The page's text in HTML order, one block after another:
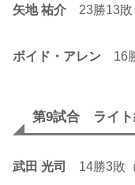
矢地 祐介 23勝13敗
ボイド・アレン 16
第9試合 ライ
武田 光司 14勝3敗